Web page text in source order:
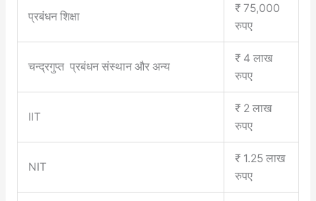
प्रबंधन शिक्षा
₹ 75,000
रुपए
चन्द्रगुप्त प्रबंधन संस्थान और अन्य
₹ 4 लाख
रुपए
IIT
₹ 2 लाख
रुपए
NIT
₹ 1.25 लाख
रुपए